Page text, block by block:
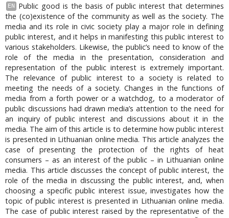
EN
Public good is the basis of public interest that determines
the (co)existence of the community as well as the society. The
media and its role in civic society play a major role in defining
public interest, and it helps in manifesting this public interest to
various stakeholders. Likewise, the public’s need to know of the
role of the media in the presentation, consideration and
representation of the public interest is extremely important.
The relevance of public interest to a society is related to
meeting the needs of a society. Changes in the functions of
media from a forth power or a watchdog, to a moderator of
public discussions had drawn media’s attention to the need for
an inquiry of public interest and discussions about it in the
media. The aim of this article is to determine how public interest
is presented in Lithuanian online media. This article analyzes the
case of presenting the protection of the rights of heat
consumers – as an interest of the public – in Lithuanian online
media. This article discusses the concept of public interest, the
role of the media in discussing the public interest, and, when
choosing a specific public interest issue, investigates how the
topic of public interest is presented in Lithuanian online media.
The case of public interest raised by the representative of the